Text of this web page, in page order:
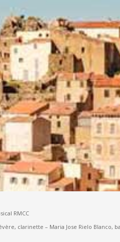
RMCC
clarinette – Maria Jose Rielo Blanco,